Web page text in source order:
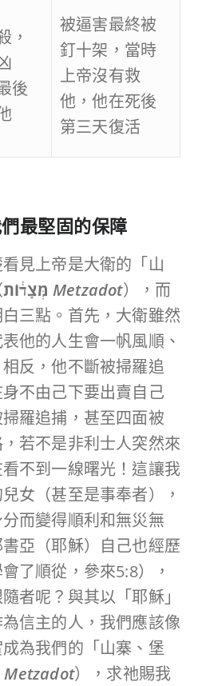
，
後
被逼害最終被
釘十架，當時
上帝沒有救
他，他在死後
第三天復活
最堅固的保障
見上帝是大衛的「山
מְּצָד֔וֹת Metzadot），而
三點。首先，大衛雖然
他的人生會一帆風順、
反，他不斷被掃羅追
不由己下要出賣自己
羅追捕，甚至四面被
若不是非利士人突然來
不到一線曙光！這讓我
女（甚至是事奉者），
而變得順利和無災無
亞（耶穌）自己也經歷
了順從，參來5:8），
者呢？與其以「耶穌」
信主的人，我們應該像
為我們的「山寨、堡
Metzadot），求祂賜我